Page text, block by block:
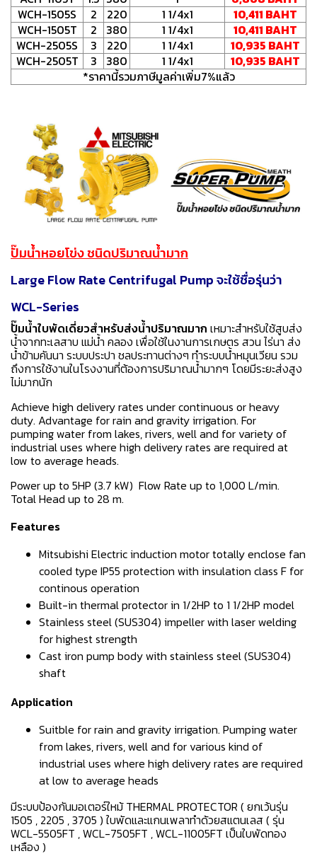
WCH-1505S
2 220 1 1/4x1
10,411 BAHT
WCH-1505T
2 380 1 1/4x1
10,411 BAHT
WCH-2505S
3 220 1 1/4x1
10,935 BAHT
WCH-2505T
3 380 1 1/4x1
10,935 BAHT
*ราคานี้รวมภาษีมูลค่าเพิ่ม7%แล้ว
ปั๊มน้ำหอยโข่ง ชนิดปริมาณน้ำมาก
Large Flow Rate Centrifugal Pump จะใช้ชื่อรุ่นว่า
WCL-Series
ปั๊มน้ำใบพัดเดี่ยวสำหรับส่งน้ำปริมาณมาก เหมาะสำหรับใช้สูบส่ง
น้ำจากทะเลสาบ แม่น้ำ คลอง เพื่อใช้ในงานการเกษตร สวน ไร่นา ส่ง
น้ำข้ามคันนา ระบบประปา ชลประทานต่างๆ ทำระบบน้ำหมุนเวียน รวม
ถึงการใช้งานในโรงงานที่ต้องการปริมาณน้ำมากๆ โดยมีระยะส่งสูง
ไม่มากนัก
Achieve high delivery rates under continuous or heavy
duty. Advantage for rain and gravity irrigation. For
pumping water from lakes, rivers, well and for variety of
industrial uses where high delivery rates are required at
low to average heads.
Power up to 5HP (3.7 kW) Flow Rate up to 1,000 L/min.
Total Head up to 28 m.
Features
Mitsubishi Electric induction motor totally enclose fan
cooled type IP55 protection with insulation class F for
continous operation
Built-in thermal protector in 1/2HP to 1 1/2HP model
Stainless steel (SUS304) impeller with laser welding
for highest strength
Cast iron pump body with stainless steel (SUS304)
shaft
Application
Suitble for rain and gravity irrigation. Pumping water
from lakes, rivers, well and for various kind of
industrial uses where high delivery rates are required
at low to average heads
มีระบบป้องกันมอเตอร์ใหม้ THERMAL PROTECTOR ( ยกเว้นรุ่น
1505 , 2205 , 3705 ) ใบพัดและแกนเพลาทำด้วยสแตนเลส ( รุ่น
WCL-5505FT , WCL-7505FT , WCL-11005FT เป็นใบพัดทอง
เหลือง )